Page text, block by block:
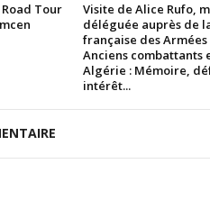
Tour
Visite de Alice Rufo,
déléguée auprès de
française des Armées
Anciens combattants
Algérie : Mémoire,
intérêt...